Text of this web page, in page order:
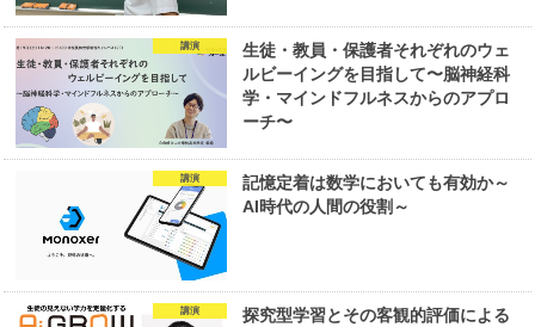
講演
生徒・教員・保護者それぞれのウェ
ルビーイングを目指して〜脳神経科
学・マインドフルネスからのアプロ
ーチ〜
講演
記憶定着は数学においても有効か～
AI時代の人間の役割～
講演
探究型学習とその客観的評価による